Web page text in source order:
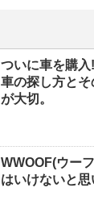
ついに車を購
車の探し方と
が大切。
WWOOF(ウー
はいけないと